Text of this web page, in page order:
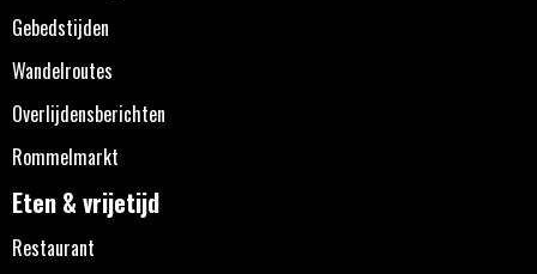
Gebedstijden
Wandelroutes
Overlijdensberichten
Rommelmarkt
Eten & vrijetijd
Restaurant